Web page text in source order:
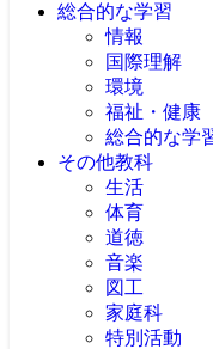
総合的な学習
情報
国際理解
環境
福祉・健康
総合的な学
その他教科
生活
体育
道徳
音楽
図工
家庭科
特別活動